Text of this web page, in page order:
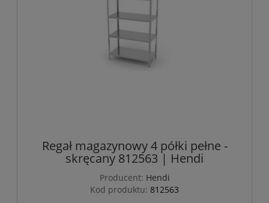
Regał magazynowy 4 półki pełne -
skręcany 812563 | Hendi
Producent: Hendi
Kod produktu: 812563